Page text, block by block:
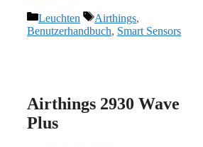
Kategorien
Leuchten Schlagwörter
Airthings,
Benutzerhandbuch, Smart Sensors
Airthings 2930 Wave
Plus